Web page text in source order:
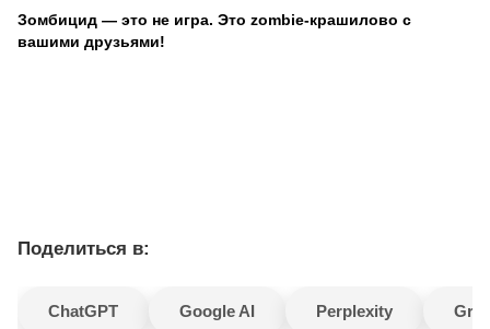
Зомбицид — это не игра. Это zombie-крашилово с
вашими друзьями!
Поделиться в:
ChatGPT Google AI Perplexity